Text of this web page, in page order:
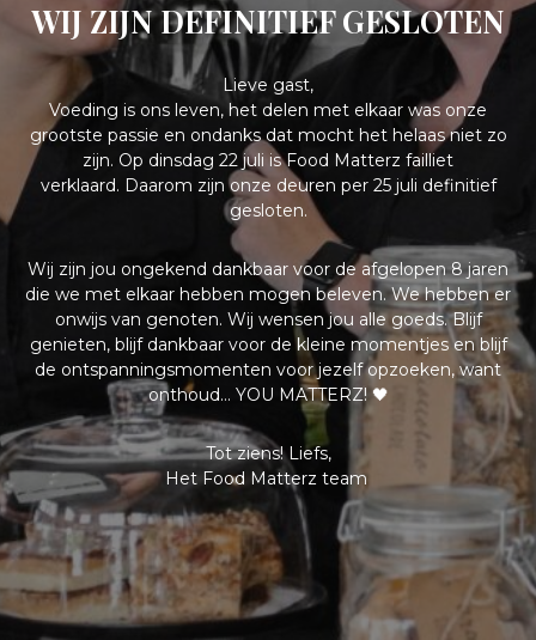
WIJ ZIJN DEFINITIEF GESLOTEN
Lieve gast,
Voeding is ons leven, het delen met elkaar was onze
grootste passie en ondanks dat mocht het helaas niet zo
zijn. Op dinsdag 22 juli is Food Matterz failliet
verklaard. Daarom zijn onze deuren per 25 juli definitief
gesloten.
Wij zijn jou ongekend dankbaar voor de afgelopen 8 jaren
die we met elkaar hebben mogen beleven. We hebben er
onwijs van genoten. Wij wensen jou alle goeds. Blijf
genieten, blijf dankbaar voor de kleine momentjes en blijf
de ontspanningsmomenten voor jezelf opzoeken, want
onthoud… YOU MATTERZ! 🖤
Tot ziens! Liefs,
Het Food Matterz team